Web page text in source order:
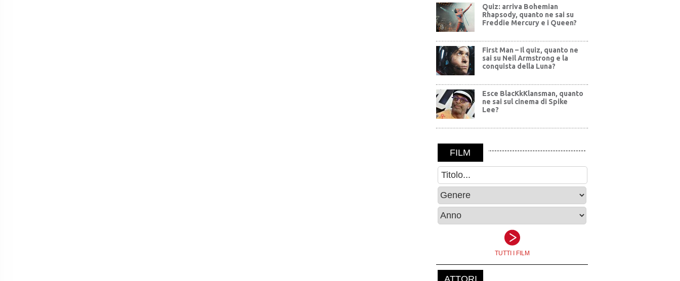
Quiz: arriva Bohemian
Rhapsody, quanto ne sai su
Freddie Mercury e i Queen?
First Man – Il quiz, quanto ne
sai su Neil Armstrong e la
conquista della Luna?
Esce BlacKkKlansman, quanto
ne sai sul cinema di Spike
Lee?